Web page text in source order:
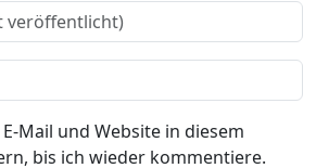
Mail und Website in diesem
bis ich wieder kommentiere.